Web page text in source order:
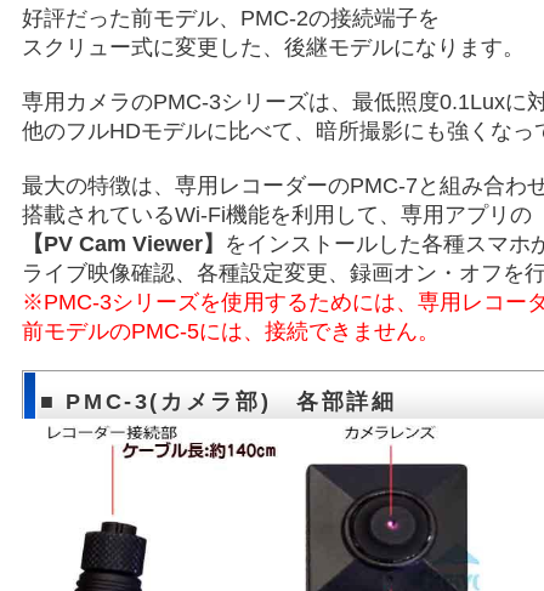
好評だった前モデル、PMC-2の接続端子を
スクリュー式に変更した、後継モデルになります。
専用カメラのPMC-3シリーズは、最低照度0.1Luxに
他のフルHDモデルに比べて、暗所撮影にも強くなっ
最大の特徴は、専用レコーダーのPMC-7と組み合わ
搭載されているWi-Fi機能を利用して、専用アプリの
【PV Cam Viewer】 をインストールした各種スマホ
ライブ映像確認、各種設定変更、録画オン・オフを
※PMC-3シリーズを使用するためには、専用レコー
前モデルのPMC-5には、接続できません。
■ PMC-3(カメラ部) 各部詳細